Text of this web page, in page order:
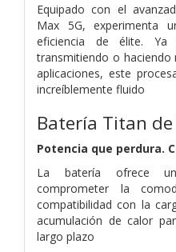
Equipado con el
Max 5G, experimenta
eficiencia de élite.
transmitiendo o haciendo
aplicaciones, este
increíblemente fluido
Batería Titan
Potencia que perdura.
La batería ofrece
comprometer la
compatibilidad con la
acumulación de calor
largo plazo